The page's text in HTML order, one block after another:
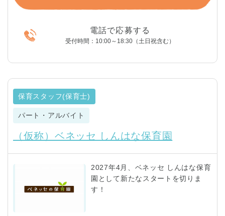
電話で応募する
受付時間：10:00～18:30（土日祝含む）
保育スタッフ(保育士)
パート・アルバイト
（仮称）ベネッセ しんはな保育園
2027年4月、ベネッセ しんはな保育
園として新たなスタートを切りま
す！